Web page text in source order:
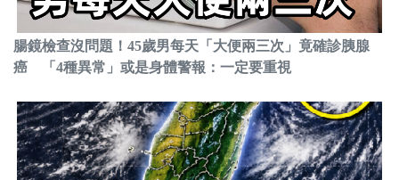
腸鏡檢查沒問題！45歲男每天「大便兩三次」竟確診胰腺
癌 「4種異常」或是身體警報：一定要重視